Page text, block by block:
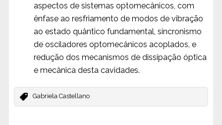
aspectos de sistemas optomecânicos, com
ênfase ao resfriamento de modos de vibração
ao estado quântico fundamental, sincronismo
de osciladores optomecânicos acoplados, e
redução dos mecanismos de dissipação óptica
e mecânica desta cavidades.
Gabriela Castellano